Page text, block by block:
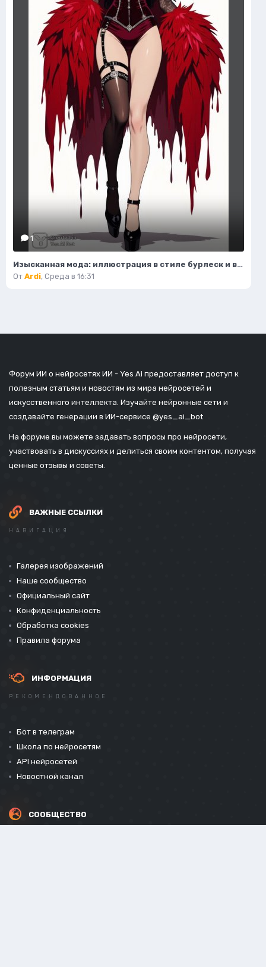
1
Изысканная мода: иллюстрация в стиле бурлеск и высокой моды. Картинка из нейронной сети Flux.1
От Ardi, Среда в 16:31
Форум ИИ о нейросетях ИИ - Yes Ai предоставляет доступ к
полезным статьям и новостям из мира нейросетей и
искусственного интеллекта. Изучайте нейронные сети и
создавайте генерации в ИИ-сервисе @yes_ai_bot
На форуме вы можете задавать вопросы про нейросети,
участвовать в дискуссиях и делиться своим контентом, получая
ценные отзывы и советы.
ВАЖНЫЕ ССЫЛКИ
НАВИГАЦИЯ
Галерея изображений
Наше сообщество
Официальный сайт
Конфиденциальность
Обработка cookies
Правила форума
ИНФОРМАЦИЯ
РЕКОМЕНДОВАННОЕ
Бот в телеграм
Школа по нейросетям
API нейросетей
Новостной канал
СООБЩЕСТВО